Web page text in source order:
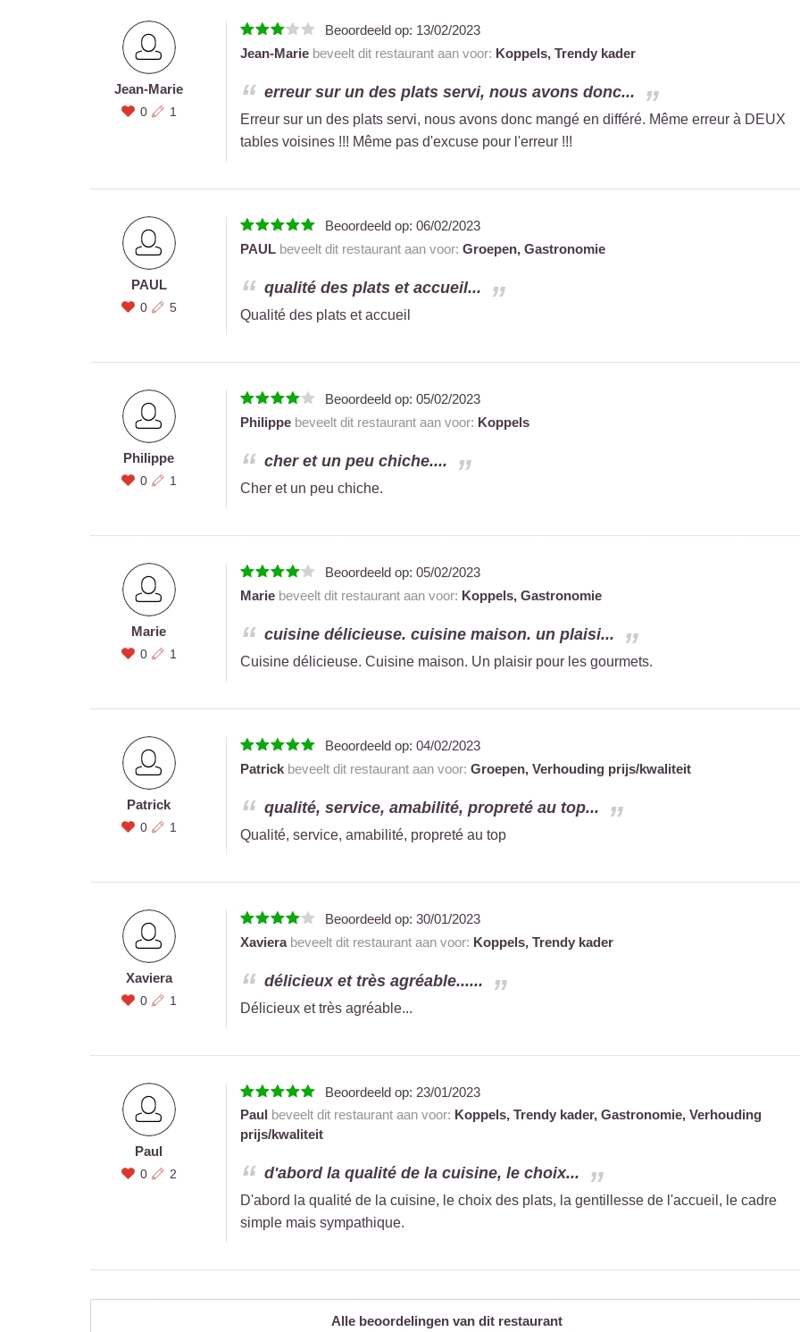
Jean-Marie
0 1
Beoordeeld op: 13/02/2023
Jean-Mariebeveelt dit restaurant aan voor: Koppels, Trendy kader
erreur sur un des plats servi, nous avons donc...
Erreur sur un des plats servi, nous avons donc mangé en différé. Même erreur à DEUX
tables voisines !!! Même pas d'excuse pour l'erreur !!!
PAUL
0 5
Beoordeeld op: 06/02/2023
PAULbeveelt dit restaurant aan voor: Groepen, Gastronomie
qualité des plats et accueil...
Qualité des plats et accueil
Philippe
0 1
Beoordeeld op: 05/02/2023
Philippebeveelt dit restaurant aan voor: Koppels
cher et un peu chiche....
Cher et un peu chiche.
Marie
0 1
Beoordeeld op: 05/02/2023
Mariebeveelt dit restaurant aan voor: Koppels, Gastronomie
cuisine délicieuse. cuisine maison. un plaisi...
Cuisine délicieuse. Cuisine maison. Un plaisir pour les gourmets.
Patrick
0 1
Beoordeeld op: 04/02/2023
Patrickbeveelt dit restaurant aan voor: Groepen, Verhouding prijs/kwaliteit
qualité, service, amabilité, propreté au top...
Qualité, service, amabilité, propreté au top
Xaviera
0 1
Beoordeeld op: 30/01/2023
Xavierabeveelt dit restaurant aan voor: Koppels, Trendy kader
délicieux et très agréable......
Délicieux et très agréable...
Paul
0 2
Beoordeeld op: 23/01/2023
Paul beveelt dit restaurant aan voor: Koppels, Trendy kader, Gastronomie, Verhouding
prijs/kwaliteit
d'abord la qualité de la cuisine, le choix...
D'abord la qualité de la cuisine, le choix des plats, la gentillesse de l'accueil, le cadre
simple mais sympathique.
Alle beoordelingen van dit restaurant